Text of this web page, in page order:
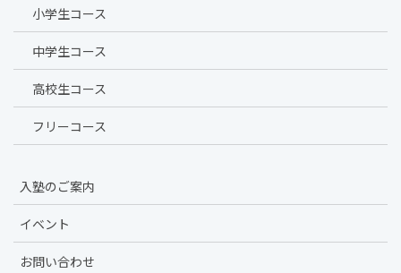
小学生コース
中学生コース
高校生コース
フリーコース
入塾のご案内
イベント
お問い合わせ